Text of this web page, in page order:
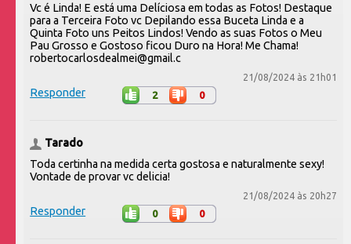
Vc é Linda! E está uma Delíciosa em todas as Fotos! Destaque
para a Terceira Foto vc Depilando essa Buceta Linda e a
Quinta Foto uns Peitos Lindos! Vendo as suas Fotos o Meu
Pau Grosso e Gostoso ficou Duro na Hora! Me Chama!
robertocarlosdealmei@gmail.c
21/08/2024 às 21h01
Responder 2 0
Tarado
Toda certinha na medida certa gostosa e naturalmente sexy!
Vontade de provar vc delicia!
21/08/2024 às 20h27
Responder 0 0